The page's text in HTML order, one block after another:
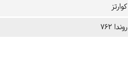
کوارتز
روندا 762